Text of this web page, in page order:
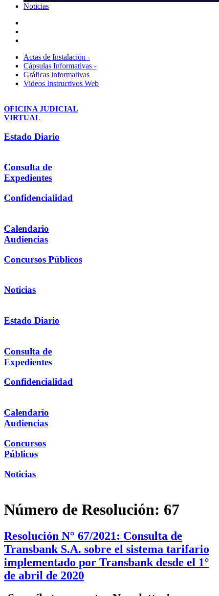
Noticias
Actas de Instalación -
Cápsulas Informativas -
Gráficas informativas
Videos Instructivos Web
OFICINA JUDICIAL
VIRTUAL
Estado Diario
Consulta de
Expedientes
Confidencialidad
Calendario
Audiencias
Concursos Públicos
Noticias
Estado Diario
Consulta de
Expedientes
Confidencialidad
Calendario
Audiencias
Concursos
Públicos
Noticias
Número de Resolución: 67
Resolución N° 67/2021: Consulta de
Transbank S.A. sobre el sistema tarifario
implementado por Transbank desde el 1°
de abril de 2020